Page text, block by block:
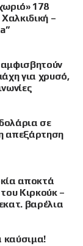
178
–
αμφισβητούν
για χρυσό,
σε
απεξάρτηση
αποκτά
Κιρκούκ –
βαρέλια
καύσιμα!